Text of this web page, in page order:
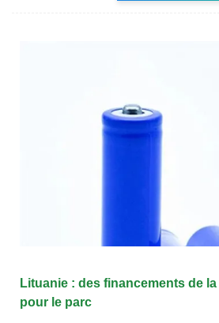
Lituanie : des financements de la
pour le parc